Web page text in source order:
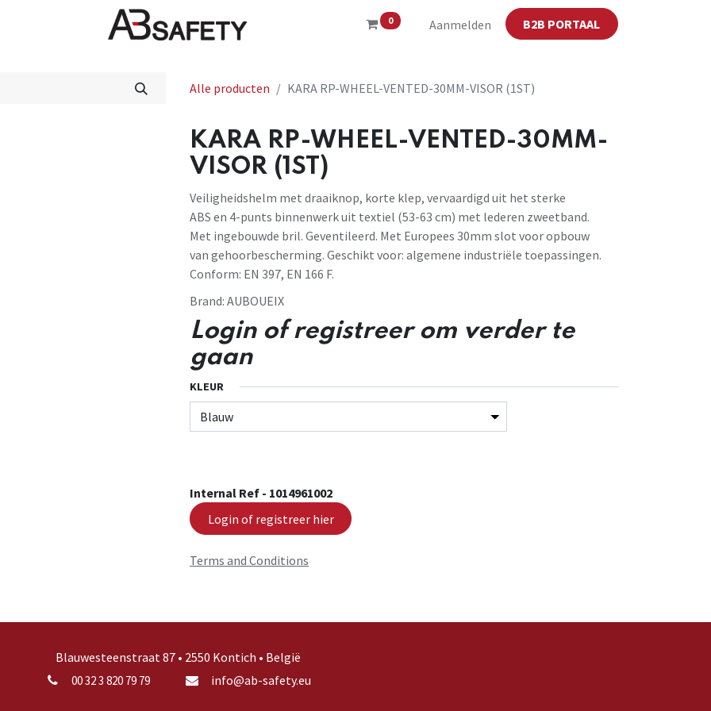
0 Aanmelden B2B PORTAAL
Winkel CE
Alle producten KARA RP-WHEEL-VENTED-30MM-VISOR (1ST)
KARA RP-WHEEL-VENTED-30MM-
VISOR (1ST)
Veiligheidshelm met draaiknop, korte klep, vervaardigd uit het sterke
ABS en 4-punts binnenwerk uit textiel (53-63 cm) met lederen zweetband.
Met ingebouwde bril. Geventileerd. Met Europees 30mm slot voor opbouw
van gehoorbescherming. Geschikt voor: algemene industriële toepassingen.
Conform: EN 397, EN 166 F.
Brand: AUBOUEIX
Login of registreer om verder te
gaan
KLEUR
Internal Ref - 1014961002
Login of registreer hier
Terms and Conditions
Blauwesteenstraat 87 • 2550 Kontich • België
00 32 3 820 79 79 info@ab-safety.eu